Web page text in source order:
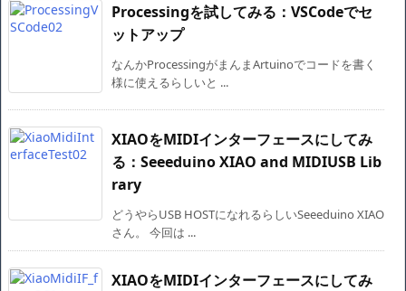
Processingを試してみる：VSCodeでセ
ットアップ
なんかProcessingがまんまArtuinoでコードを書く
様に使えるらしいと ...
XIAOをMIDIインターフェースにしてみ
る：Seeeduino XIAO and MIDIUSB Lib
rary
どうやらUSB HOSTになれるらしいSeeeduino XIAO
さん。 今回は ...
XIAOをMIDIインターフェースにしてみ